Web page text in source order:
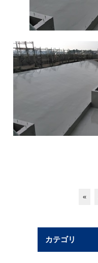
«
カテゴリ